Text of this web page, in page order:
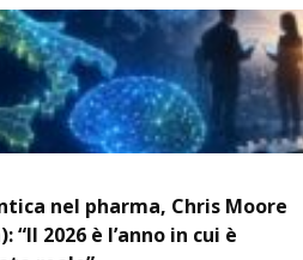
nel pharma, Chris Moore
“Il 2026 è l’anno in cui è